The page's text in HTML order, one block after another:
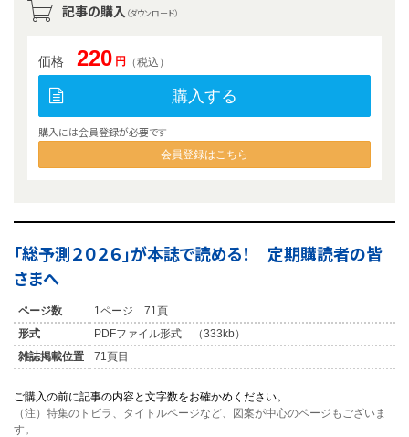
記事の購入 （ダウンロード）
価格 220 円 （税込）
購入する
購入には会員登録が必要です
会員登録はこちら
「総予測２０２６」が本誌で読める！ 定期購読者の皆
さまへ
ページ数
1ページ 71頁
形式
PDFファイル形式 （333kb）
雑誌掲載位置
71頁目
ご購入の前に記事の内容と文字数をお確かめください。
（注）特集のトビラ、タイトルページなど、図案が中心のページもございま
す。